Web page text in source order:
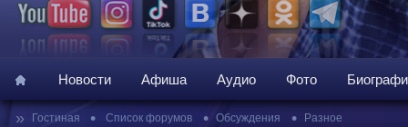
Новости Афиша Аудио Фото
» Гостиная • Список форумов • Обсуждения • Разное